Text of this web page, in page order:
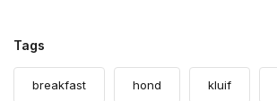
Tags
breakfast hond kluif